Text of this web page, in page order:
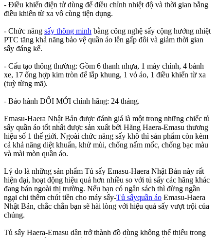
- Điều khiển điện tử dùng để điều chỉnh nhiệt độ và thời gian bằng
điều khiển từ xa vô cùng tiện dụng.
- Chức năng sấy thông minh bằng công nghệ sấy cộng hưởng nhiệt
PTC tăng khả năng bảo vệ quần áo lên gấp đôi và giảm thời gian
sấy đáng kể.
- Cấu tạo thông thường: Gồm 6 thanh nhựa, 1 máy chính, 4 bánh
xe, 17 ống hợp kim tròn để lắp khung, 1 vỏ áo, 1 điều khiển từ xa
(tuỳ từng mã).
- Bảo hành ĐỔI MỚI chính hãng: 24 tháng.
Emasu-Haera Nhật Bản được đánh giá là một trong những chiếc tủ
sấy quần áo tốt nhất được sản xuất bởi Hãng Haera-Emasu thương
hiệu số 1 thế giới. Ngoài chức năng sấy khô thì sản phẩm còn kèm
cả khả năng diệt khuẩn, khử mùi, chống nấm mốc, chống bạc màu
và mài mòn quần áo.
Lý do là những sản phẩm Tủ sấy Emasu-Haera Nhật Bản này rất
hiện đại, hoạt động hiệu quả hơn nhiều so với tủ sấy các hãng khác
đang bán ngoài thị trường. Nếu bạn có ngân sách thì đừng ngần
ngại chi thêm chút tiền cho máy sấy-Tủ sấyquần áo Emasu-Haera
Nhật Bản, chắc chắn bạn sẽ hài lòng với hiệu quả sấy vượt trội của
chúng.
Tủ sấy Haera-Emasu dần trở thành đồ dùng không thể thiếu trong